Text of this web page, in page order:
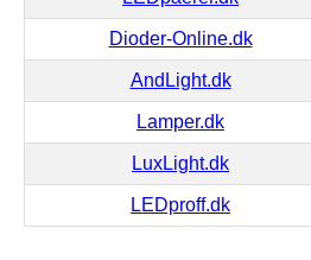
Dioder-Online.dk
AndLight.dk
Lamper.dk
LuxLight.dk
LEDproff.dk